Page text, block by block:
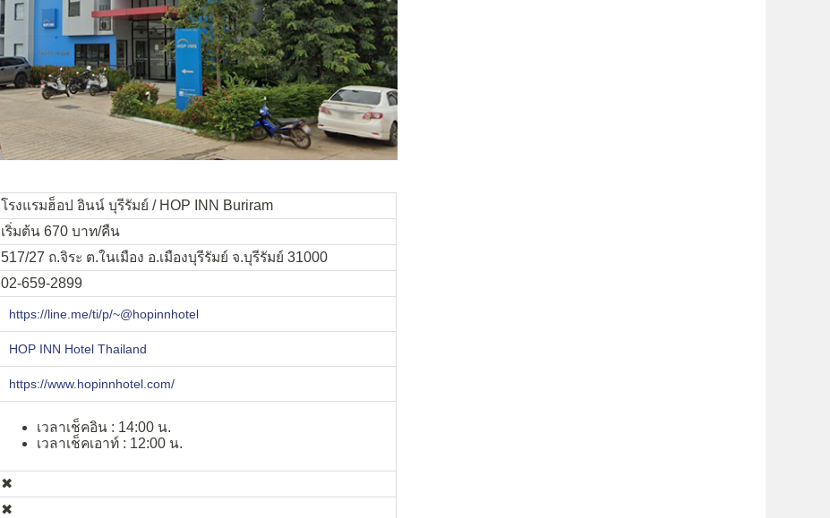
โรงแรมฮ็อป อินน์ บุรีรัมย์ / HOP INN Buriram
เริ่มต้น 670 บาท/คืน
517/27 ถ.จิระ ต.ในเมือง อ.เมืองบุรีรัมย์ จ.บุรีรัมย์ 31000
02-659-2899
https://line.me/ti/p/~@hopinnhotel
HOP INN Hotel Thailand
https://www.hopinnhotel.com/
เวลาเช็คอิน : 14:00 น.
เวลาเช็คเอาท์ : 12:00 น.
✖︎
✖︎